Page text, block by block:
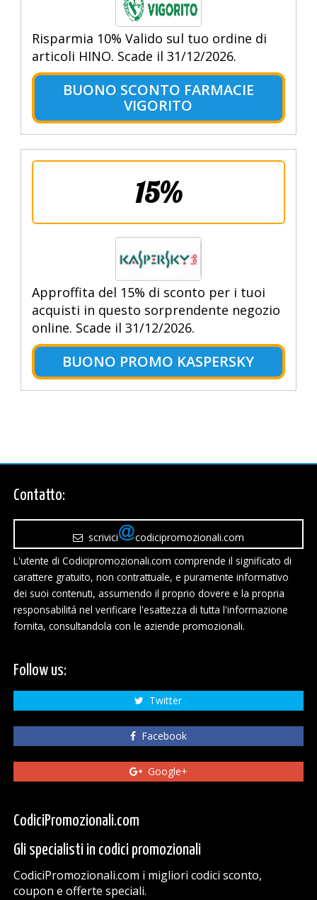
Risparmia 10% Valido sul tuo ordine di
articoli HINO. Scade il 31/12/2026.
BUONO SCONTO FARMACIE
VIGORITO
15%
Approffita del 15% di sconto per i tuoi
acquisti in questo sorprendente negozio
online. Scade il 31/12/2026.
BUONO PROMO KASPERSKY
Contatto:
scrivici
codicipromozionali.com
L'utente di Codicipromozionali.com comprende il significato di
carattere gratuito, non contrattuale, e puramente informativo
dei suoi contenuti, assumendo il proprio dovere e la propria
responsabilitá nel verificare l'esattezza di tutta l'informazione
fornita, consultandola con le aziende promozionali.
Follow us:
Twitter
Facebook
Google+
CodiciPromozionali.com
Gli specialisti in codici promozionali
CodiciPromozionali.com i migliori codici sconto,
coupon e offerte speciali.